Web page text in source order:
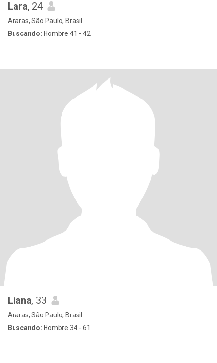
Lara, 24
Araras, São Paulo, Brasil
Buscando: Hombre 41 - 42
Liana, 33
Araras, São Paulo, Brasil
Buscando: Hombre 34 - 61